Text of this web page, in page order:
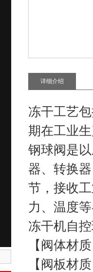
详细介绍
冻干工艺
期在工业
钢球阀是
器、转换
节，接收
力、温度
冻干机自
【阀体材
【阀板材